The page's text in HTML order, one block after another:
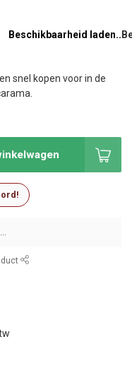
Beschikbaarheid laden..
snel kopen voor in de